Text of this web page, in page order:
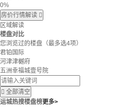
0%
房价行情解读 
区域解读
楼盘对比
您浏览过的楼盘 （最多选4项）
君铂国际
河津津樾府
五洲幸福城壹号院
 全部清空
运城热搜楼盘榜更多>